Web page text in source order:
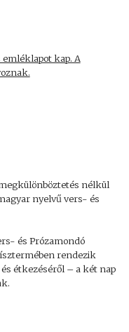
kap. A
nélkül
nyelvű vers- és
és Prózamondó
rendezik
étkezéséről – a két nap